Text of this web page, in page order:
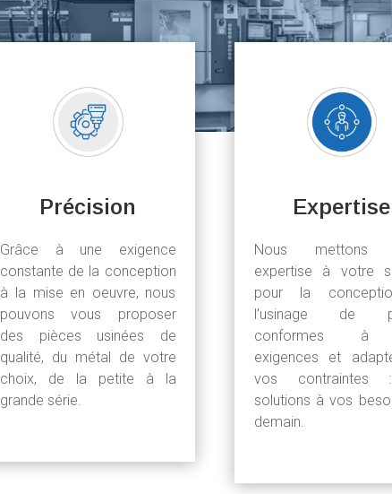
Précision
Grâce à une exigence
constante de la conception
à la mise en oeuvre, nous
pouvons vous proposer
des pièces usinées de
qualité, du métal de votre
choix, de la petite à la
grande série.
Expertise
Nous mettons
expertise à votre
pour la
l’usinage de
conformes à
exigences et
vos contraintes
solutions à vos
demain.